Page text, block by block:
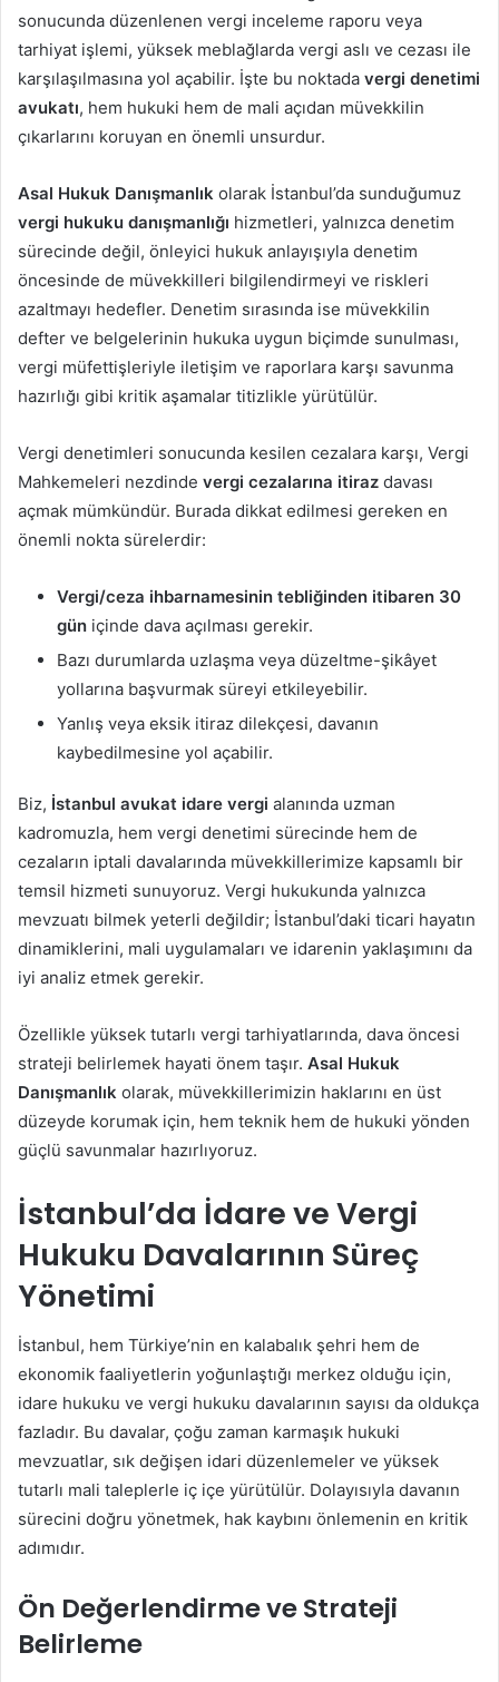
sonucunda düzenlenen vergi inceleme raporu veya
tarhiyat işlemi, yüksek meblağlarda vergi aslı ve cezası ile
karşılaşılmasına yol açabilir. İşte bu noktada vergi denetimi
avukatı, hem hukuki hem de mali açıdan müvekkilin
çıkarlarını koruyan en önemli unsurdur.
Asal Hukuk Danışmanlık olarak İstanbul’da sunduğumuz
vergi hukuku danışmanlığı hizmetleri, yalnızca denetim
sürecinde değil, önleyici hukuk anlayışıyla denetim
öncesinde de müvekkilleri bilgilendirmeyi ve riskleri
azaltmayı hedefler. Denetim sırasında ise müvekkilin
defter ve belgelerinin hukuka uygun biçimde sunulması,
vergi müfettişleriyle iletişim ve raporlara karşı savunma
hazırlığı gibi kritik aşamalar titizlikle yürütülür.
Vergi denetimleri sonucunda kesilen cezalara karşı, Vergi
Mahkemeleri nezdinde vergi cezalarına itiraz davası
açmak mümkündür. Burada dikkat edilmesi gereken en
önemli nokta sürelerdir:
Vergi/ceza ihbarnamesinin tebliğinden itibaren 30
gün içinde dava açılması gerekir.
Bazı durumlarda uzlaşma veya düzeltme-şikâyet
yollarına başvurmak süreyi etkileyebilir.
Yanlış veya eksik itiraz dilekçesi, davanın
kaybedilmesine yol açabilir.
Biz, İstanbul avukat idare vergi alanında uzman
kadromuzla, hem vergi denetimi sürecinde hem de
cezaların iptali davalarında müvekkillerimize kapsamlı bir
temsil hizmeti sunuyoruz. Vergi hukukunda yalnızca
mevzuatı bilmek yeterli değildir; İstanbul’daki ticari hayatın
dinamiklerini, mali uygulamaları ve idarenin yaklaşımını da
iyi analiz etmek gerekir.
Özellikle yüksek tutarlı vergi tarhiyatlarında, dava öncesi
strateji belirlemek hayati önem taşır. Asal Hukuk
Danışmanlık olarak, müvekkillerimizin haklarını en üst
düzeyde korumak için, hem teknik hem de hukuki yönden
güçlü savunmalar hazırlıyoruz.
İstanbul’da İdare ve Vergi
Hukuku Davalarının Süreç
Yönetimi
İstanbul, hem Türkiye’nin en kalabalık şehri hem de
ekonomik faaliyetlerin yoğunlaştığı merkez olduğu için,
idare hukuku ve vergi hukuku davalarının sayısı da oldukça
fazladır. Bu davalar, çoğu zaman karmaşık hukuki
mevzuatlar, sık değişen idari düzenlemeler ve yüksek
tutarlı mali taleplerle iç içe yürütülür. Dolayısıyla davanın
sürecini doğru yönetmek, hak kaybını önlemenin en kritik
adımıdır.
Ön Değerlendirme ve Strateji
Belirleme